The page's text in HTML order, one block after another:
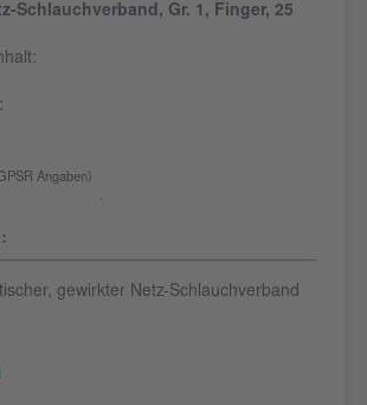
Schlauchverband, Gr. 1, Finger, 25
Angaben)
gewirkter Netz-Schlauchverband